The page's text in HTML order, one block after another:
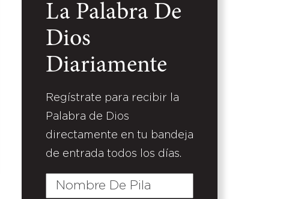
La Palabra De
Dios
Diariamente
Regístrate para recibir la
Palabra de Dios
directamente en tu bandeja
de entrada todos los días.
Nombre